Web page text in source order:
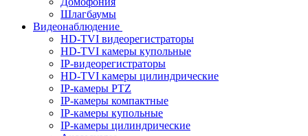
Шлагбаумы
Видеонаблюдение
HD-TVI видеорегистраторы
HD-TVI камеры купольные
IP-видеорегистраторы
HD-TVI камеры цилиндрические
IP-камеры PTZ
IP-камеры компактные
IP-камеры купольные
IP-камеры цилиндрические